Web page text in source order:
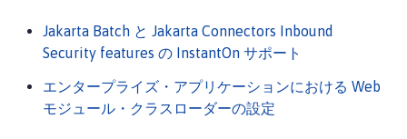
Jakarta Batch と Jakarta Connectors Inbound
Security features の InstantOn サポート
エンタープライズ・アプリケーションにおける Web
モジュール・クラスローダーの設定